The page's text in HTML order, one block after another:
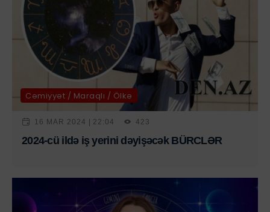
Cəmiyyət / Maraqlı / Ölkə
16 MAR 2024 | 22:04 423
2024-cü ildə iş yerini dəyişəcək BÜRCLƏR